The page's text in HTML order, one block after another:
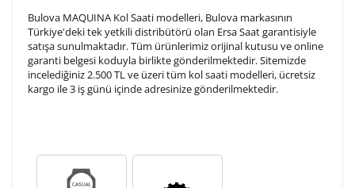
Bulova MAQUINA Kol Saati modelleri, Bulova markasının
Türkiye'deki tek yetkili distribütörü olan Ersa Saat garantisiyle
satışa sunulmaktadır. Tüm ürünlerimiz orijinal kutusu ve online
garanti belgesi koduyla birlikte gönderilmektedir. Sitemizde
incelediğiniz 2.500 TL ve üzeri tüm kol saati modelleri, ücretsiz
kargo ile 3 iş günü içinde adresinize gönderilmektedir.